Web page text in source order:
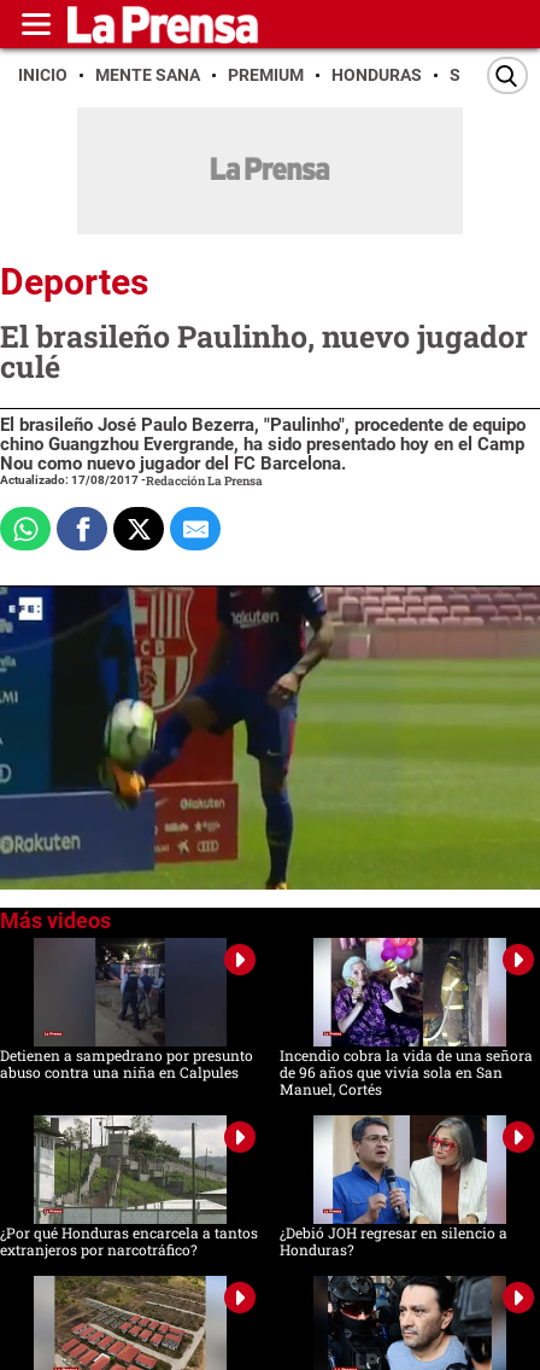
INICIO MENTE SANA PREMIUM HONDURAS SAN PEDRO
Deportes
El brasileño Paulinho, nuevo jugador
culé
El brasileño José Paulo Bezerra, "Paulinho", procedente de equipo
chino Guangzhou Evergrande, ha sido presentado hoy en el Camp
Nou como nuevo jugador del FC Barcelona.
Actualizado: 17/08/2017-Redacción La Prensa
seconds
Detienen a sampedrano por presunto
abuso contra una niña en Calpules
Incendio cobra la vida de una señora
de 96 años que vivía sola en San
Manuel, Cortés
¿Por qué Honduras encarcela a tantos
extranjeros por narcotráfico?
¿Debió JOH regresar en silencio a
Honduras?